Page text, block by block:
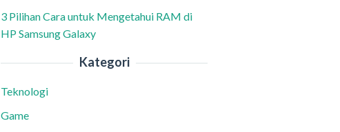
3 Pilihan Cara untuk Mengetahui RAM di
HP Samsung Galaxy
Kategori
Teknologi
Game